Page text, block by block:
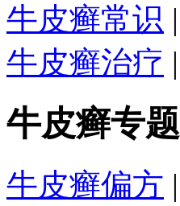
牛皮癣常识 |
牛皮癣治疗 |
牛皮癣专题
牛皮癣偏方 |